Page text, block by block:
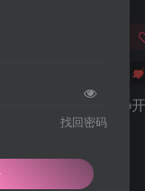
现在已经在Github开
找回密码